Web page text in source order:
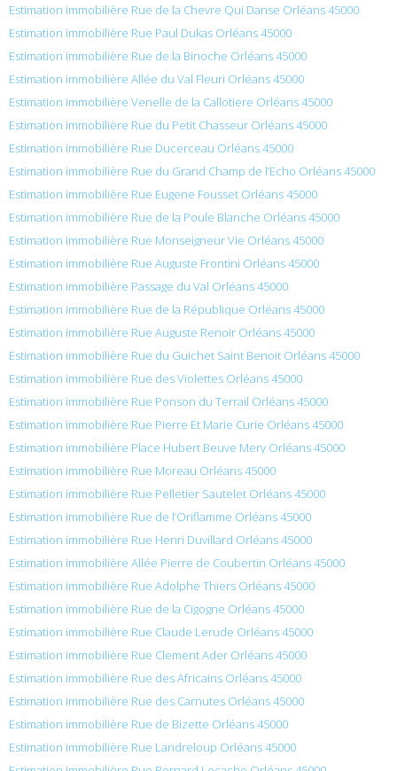
Estimation immobilière Rue de la Chevre Qui Danse Orléans 45000
Estimation immobilière Rue Paul Dukas Orléans 45000
Estimation immobilière Rue de la Binoche Orléans 45000
Estimation immobilière Allée du Val Fleuri Orléans 45000
Estimation immobilière Venelle de la Callotiere Orléans 45000
Estimation immobilière Rue du Petit Chasseur Orléans 45000
Estimation immobilière Rue Ducerceau Orléans 45000
Estimation immobilière Rue du Grand Champ de l’Echo Orléans 45000
Estimation immobilière Rue Eugene Fousset Orléans 45000
Estimation immobilière Rue de la Poule Blanche Orléans 45000
Estimation immobilière Rue Monseigneur Vie Orléans 45000
Estimation immobilière Rue Auguste Frontini Orléans 45000
Estimation immobilière Passage du Val Orléans 45000
Estimation immobilière Rue de la République Orléans 45000
Estimation immobilière Rue Auguste Renoir Orléans 45000
Estimation immobilière Rue du Guichet Saint Benoit Orléans 45000
Estimation immobilière Rue des Violettes Orléans 45000
Estimation immobilière Rue Ponson du Terrail Orléans 45000
Estimation immobilière Rue Pierre Et Marie Curie Orléans 45000
Estimation immobilière Place Hubert Beuve Mery Orléans 45000
Estimation immobilière Rue Moreau Orléans 45000
Estimation immobilière Rue Pelletier Sautelet Orléans 45000
Estimation immobilière Rue de l’Oriflamme Orléans 45000
Estimation immobilière Rue Henri Duvillard Orléans 45000
Estimation immobilière Allée Pierre de Coubertin Orléans 45000
Estimation immobilière Rue Adolphe Thiers Orléans 45000
Estimation immobilière Rue de la Cigogne Orléans 45000
Estimation immobilière Rue Claude Lerude Orléans 45000
Estimation immobilière Rue Clement Ader Orléans 45000
Estimation immobilière Rue des Africains Orléans 45000
Estimation immobilière Rue des Carnutes Orléans 45000
Estimation immobilière Rue de Bizette Orléans 45000
Estimation immobilière Rue Landreloup Orléans 45000